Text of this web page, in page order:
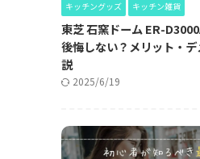
キッチングッズ キッチン雑貨
東芝 石窯ドーム ER-
後悔しない？メリット・
説
2025/6/19